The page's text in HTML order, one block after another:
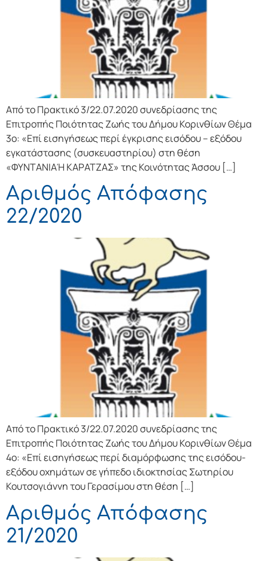
Από το Πρακτικό 3/22.07.2020 συνεδρίασης της
Επιτροπής Ποιότητας Ζωής του Δήμου Κορινθίων Θέμα
3ο: «Επί εισηγήσεως περί έγκρισης εισόδου – εξόδου
εγκατάστασης (συσκευαστηρίου) στη θέση
«ΦΥΝΤΑΝΙΑΉ ΚΑΡΑΤΖΑΣ» της Κοινότητας Άσσου […]
Αριθμός Απόφασης
22/2020
Από το Πρακτικό 3/22.07.2020 συνεδρίασης της
Επιτροπής Ποιότητας Ζωής του Δήμου Κορινθίων Θέμα
4ο: «Επί εισηγήσεως περί διαμόρφωσης της εισόδου-
εξόδου οχημάτων σε γήπεδο ιδιοκτησίας Σωτηρίου
Κουτσογιάννη του Γερασίμου στη θέση […]
Αριθμός Απόφασης
21/2020